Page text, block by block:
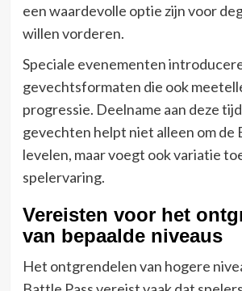
een waardevolle optie zijn voor
willen vorderen.
Speciale evenementen
gevechtsformaten die ook
progressie. Deelname aan deze
gevechten helpt niet alleen om de
levelen, maar voegt ook variatie
spelervaring.
Vereisten voor het
van bepaalde niveaus
Het ontgrendelen van hogere